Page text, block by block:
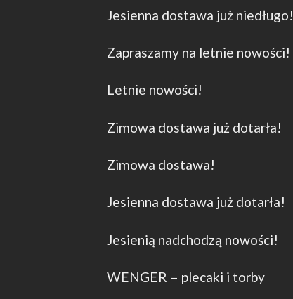
Jesienna dostawa już niedługo!
Zapraszamy na letnie nowości!
Letnie nowości!
Zimowa dostawa już dotarła!
Zimowa dostawa!
Jesienna dostawa już dotarła!
Jesienią nadchodzą nowości!
WENGER – plecaki i torby